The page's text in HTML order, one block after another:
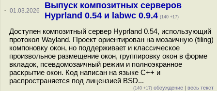
· 01.03.2026
Выпуск композитных серверов
Hyprland 0.54 и labwc 0.9.4 (140 +17)
Доступен композитный сервер Hyprland 0.54, использующий
протокол Wayland. Проект ориентирован на мозаичную (tiling)
компоновку окон, но поддерживает и классическое
произвольное размещение окон, группировку окон в форме
вкладок, псевдомозаичный режим и полноэкранное
раскрытие окон. Код написан на языке С++ и
распространяется под лицензией BSD...
(140 +17) обсуждение | весь текст